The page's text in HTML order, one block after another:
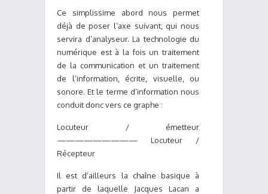
Ce simplissime abord nous permet
déjà de poser l’axe suivant, qui nous
servira d’analyseur. La technologie du
numérique est à la fois un traitement
de la communication et un traitement
de l’information, écrite, visuelle, ou
sonore. Et le terme d’information nous
conduit donc vers ce graphe :
Locuteur / émetteur
————————— Locuteur /
Récepteur
Il est d’ailleurs la chaîne basique à
partir de laquelle Jacques Lacan a